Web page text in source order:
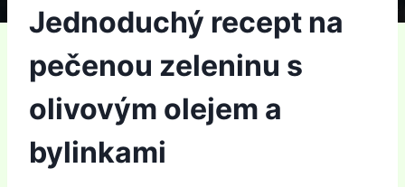
Jednoduchý recept na
pečenou zeleninu s
olivovým olejem a
bylinkami